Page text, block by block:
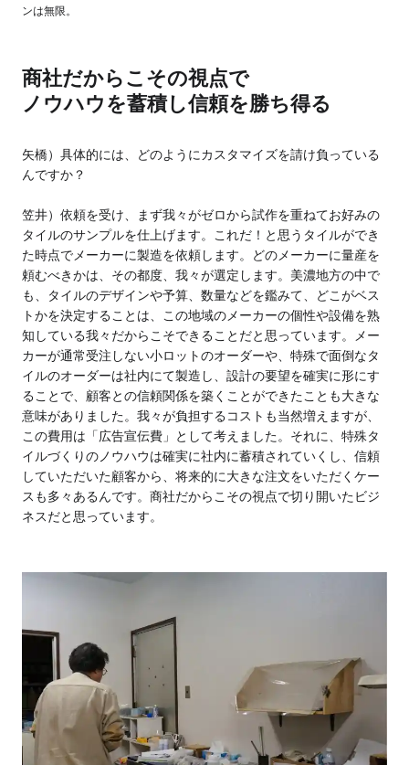
ンは無限。
商社だからこその視点で
ノウハウを蓄積し信頼を勝ち得る
矢橋）具体的には、どのようにカスタマイズを請け負っている
んですか？
笠井）依頼を受け、まず我々がゼロから試作を重ねてお好みの
タイルのサンプルを仕上げます。これだ！と思うタイルができ
た時点でメーカーに製造を依頼します。どのメーカーに量産を
頼むべきかは、その都度、我々が選定します。美濃地方の中で
も、タイルのデザインや予算、数量などを鑑みて、どこがベス
トかを決定することは、この地域のメーカーの個性や設備を熟
知している我々だからこそできることだと思っています。メー
カーが通常受注しない小ロットのオーダーや、特殊で面倒なタ
イルのオーダーは社内にて製造し、設計の要望を確実に形にす
ることで、顧客との信頼関係を築くことができたことも大きな
意味がありました。我々が負担するコストも当然増えますが、
この費用は「広告宣伝費」として考えました。それに、特殊タ
イルづくりのノウハウは確実に社内に蓄積されていくし、信頼
していただいた顧客から、将来的に大きな注文をいただくケー
スも多々あるんです。商社だからこその視点で切り開いたビジ
ネスだと思っています。